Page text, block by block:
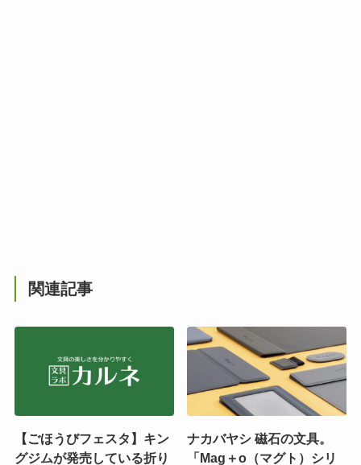
関連記事
【ごほうびフェスタ】キン
グジムが発売している折り
ナカバヤシ 磁石の文具。
「Mag＋o（マグト）シリ